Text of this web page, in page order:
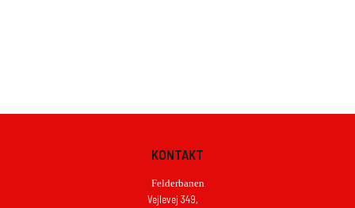
KONTAKT
Felderbanen
Vejlevej 349,